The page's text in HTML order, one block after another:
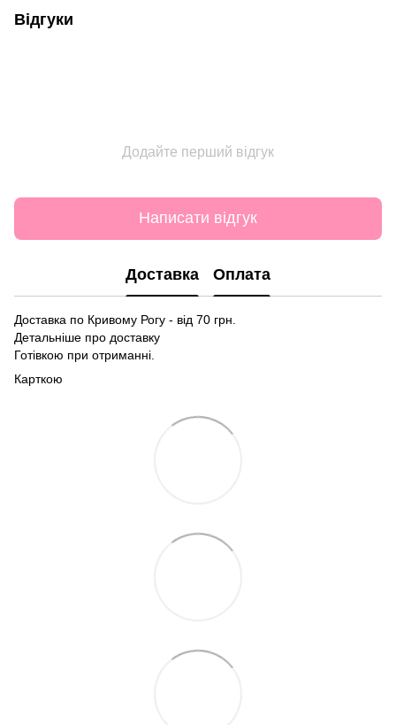
Відгуки
Додайте перший відгук
Написати відгук
Доставка Оплата
Доставка по Кривому Рогу - від 70 грн.
Детальніше про доставку
Готівкою при отриманні.
Карткою